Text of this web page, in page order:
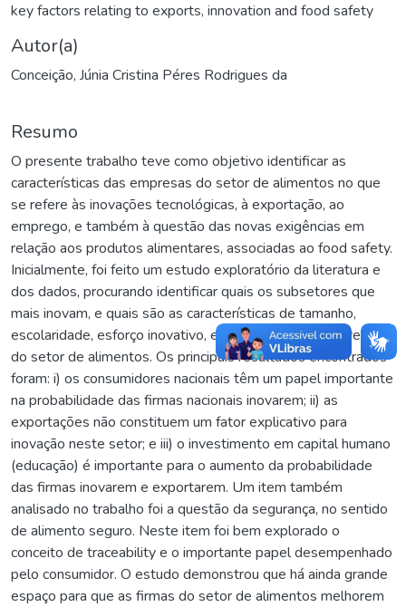
key factors relating to exports, innovation and food safety
Autor(a)
Conceição, Júnia Cristina Péres Rodrigues da
Resumo
O presente trabalho teve como objetivo identificar as
características das empresas do setor de alimentos no que
se refere às inovações tecnológicas, à exportação, ao
emprego, e também à questão das novas exigências em
relação aos produtos alimentares, associadas ao food safety.
Inicialmente, foi feito um estudo exploratório da literatura e
dos dados, procurando identificar quais os subsetores que
mais inovam, e quais são as características de tamanho,
escolaridade, esforço inovativo, entre outras, das empresas
do setor de alimentos. Os principais resultados encontrados
foram: i) os consumidores nacionais têm um papel importante
na probabilidade das firmas nacionais inovarem; ii) as
exportações não constituem um fator explicativo para
inovação neste setor; e iii) o investimento em capital humano
(educação) é importante para o aumento da probabilidade
das firmas inovarem e exportarem. Um item também
analisado no trabalho foi a questão da segurança, no sentido
de alimento seguro. Neste item foi bem explorado o
conceito de traceability e o importante papel desempenhado
pelo consumidor. O estudo demonstrou que há ainda grande
espaço para que as firmas do setor de alimentos melhorem